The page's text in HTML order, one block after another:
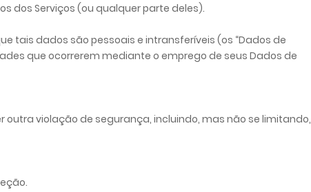
dos Serviços (ou qualquer parte deles).
tais dados são pessoais e intransferíveis (os “Dados de
que ocorrerem mediante o emprego de seus Dados de
outra violação de segurança, incluindo, mas não se limitando,